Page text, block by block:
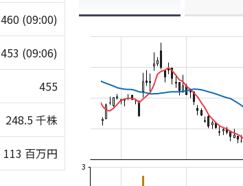
460 (09:00)
453 (09:06)
455
248.5 千株
113 百万円
3